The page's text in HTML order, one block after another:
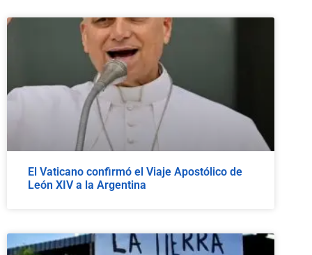
El Vaticano confirmó el Viaje Apostólico de
León XIV a la Argentina